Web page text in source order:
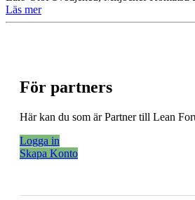
Läs mer
För partners
Här kan du som är Partner till Lean
Logga in
Skapa Konto